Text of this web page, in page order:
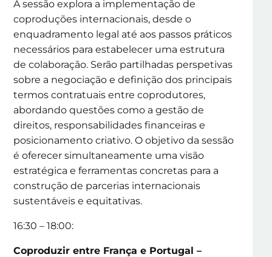
A sessão explora a implementação de
coproduções internacionais, desde o
enquadramento legal até aos passos práticos
necessários para estabelecer uma estrutura
de colaboração. Serão partilhadas perspetivas
sobre a negociação e definição dos principais
termos contratuais entre coprodutores,
abordando questões como a gestão de
direitos, responsabilidades financeiras e
posicionamento criativo. O objetivo da sessão
é oferecer simultaneamente uma visão
estratégica e ferramentas concretas para a
construção de parcerias internacionais
sustentáveis e equitativas.
16:30 – 18:00:
Coproduzir entre França e Portugal –